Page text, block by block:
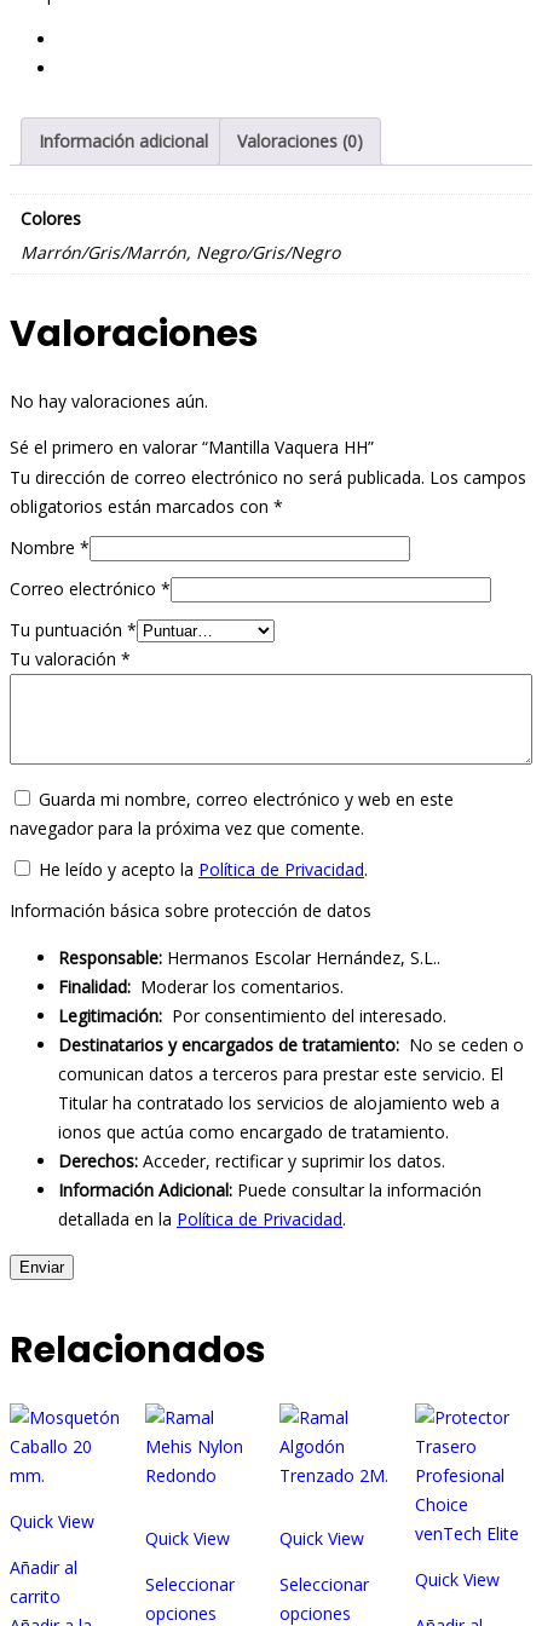
Información adicional Valoraciones (0)
Colores
Marrón/Gris/Marrón, Negro/Gris/Negro
Valoraciones
No hay valoraciones aún.
Sé el primero en valorar “Mantilla Vaquera HH”
Tu dirección de correo electrónico no será publicada. Los campos
obligatorios están marcados con *
Nombre *
Correo electrónico *
Tu puntuación *
Tu valoración *
Guarda mi nombre, correo electrónico y web en este
navegador para la próxima vez que comente.
He leído y acepto la Política de Privacidad.
Información básica sobre protección de datos
Responsable: Hermanos Escolar Hernández, S.L..
Finalidad: Moderar los comentarios.
Legitimación: Por consentimiento del interesado.
Destinatarios y encargados de tratamiento: No se ceden o
comunican datos a terceros para prestar este servicio. El
Titular ha contratado los servicios de alojamiento web a
ionos que actúa como encargado de tratamiento.
Derechos: Acceder, rectificar y suprimir los datos.
Información Adicional: Puede consultar la información
detallada en la Política de Privacidad.
Relacionados
Quick View
Añadir al
carrito
Quick View
Seleccionar
opciones
Quick View
Seleccionar
opciones
Quick View